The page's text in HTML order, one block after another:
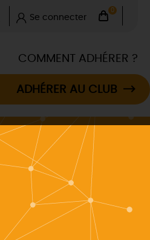
0
Se connecter
COMMENT ADHÉRER ?
ADHÉRER AU CLUB